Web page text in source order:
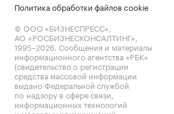
Политика обработки файлов cookie
© ООО «БИЗНЕСПРЕСС»,
АО «РОСБИЗНЕСКОНСАЛТИНГ»,
1995–2026. Сообщения и материалы
информационного агентства «РБК»
(свидетельство о регистрации
средства массовой информации
выдано Федеральной службой
по надзору в сфере связи,
информационных технологий